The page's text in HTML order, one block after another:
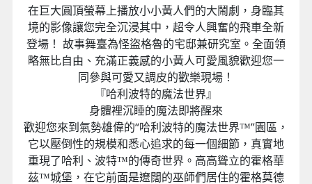
充滿可愛黃色小小兵的小小兵樂園、以及神奇的哈利
波特魔法世界，超逼真的場景，讓遊客彷彿置身電影
拍攝現場，體驗身歷其境的歡樂旅程！
『超級任天堂世界』
連接人們彼此的心意
將遊戲中超級瑪利歐的世界觀，實現在園區裡。實際
來訪時，除了會對超真實的存在感而有所驚訝外，還
有在環球影城創意團隊所打造的蘑菇王國裡的乘車設
施。其中，在這個園區中，無論哪個世代，都可以透
過五感來體驗瑪利歐的世界。超級任天堂世界™的入
場需要“園區入場保證券／園區入場號碼券”。